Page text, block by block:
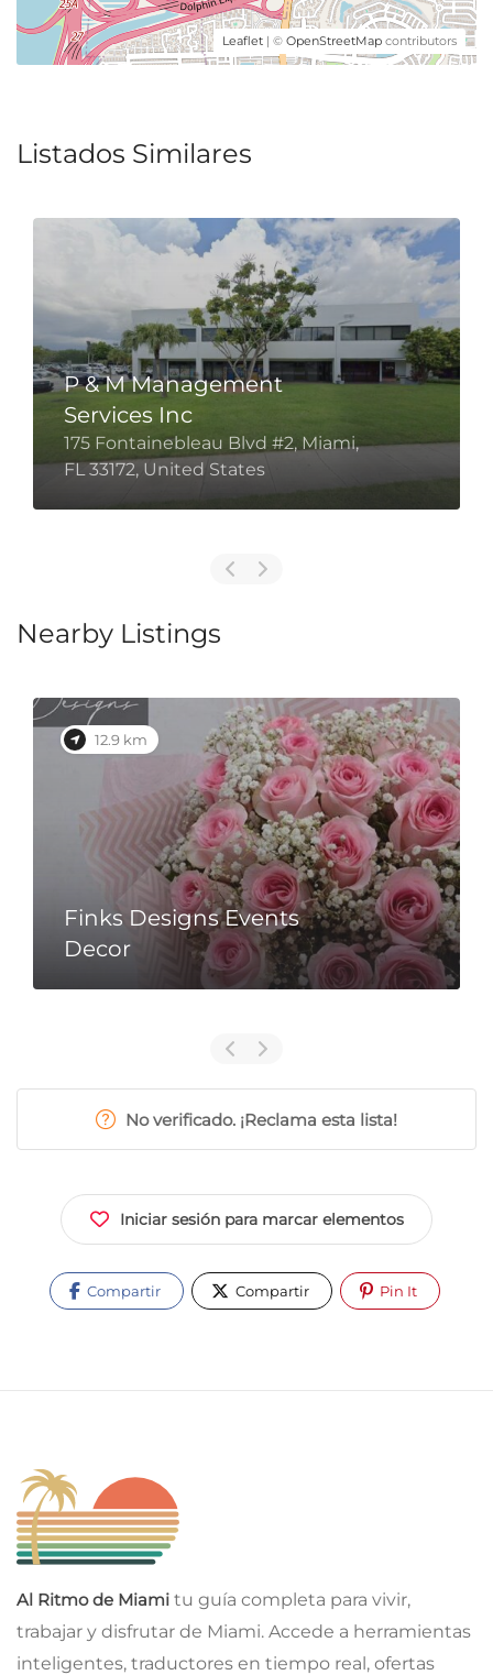
Leaflet | © OpenStreetMap contributors
Listados Similares
P & M Management
Services Inc
175 Fontainebleau Blvd #2, Miami,
FL 33172, United States
Nearby Listings
12.9 km
Finks Designs Events
Decor
No verificado. ¡Reclama esta lista!
Iniciar sesión para marcar elementos
Compartir Compartir Pin It
Al Ritmo de Miami tu guía completa para vivir,
trabajar y disfrutar de Miami. Accede a herramientas
inteligentes, traductores en tiempo real, ofertas